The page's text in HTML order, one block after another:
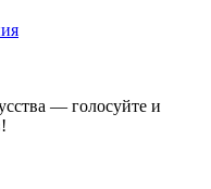
— голосуйте и